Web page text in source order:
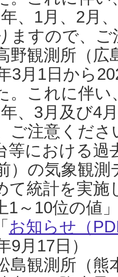
、1月、2月
ますので、
野観測所（
3月1日から
。これに伴い
、3月及び4
ご注意くだ
等における過
）の気象観
て統計を実
1～10位の値
お知らせ（
9月17日）
島観測所（熊